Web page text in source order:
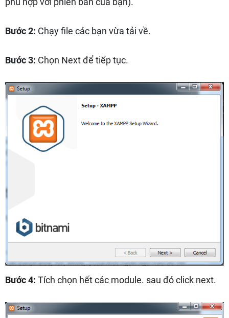
Bước 2: Chạy file các bạn vừa tải về.
Bước 3: Chọn Next để tiếp tục.
Bước 4: Tích chọn hết các module. sau đó click next.